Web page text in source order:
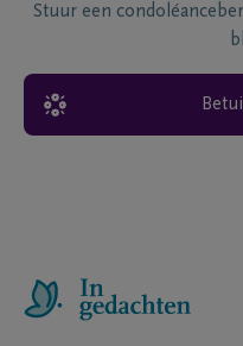
Stuur een